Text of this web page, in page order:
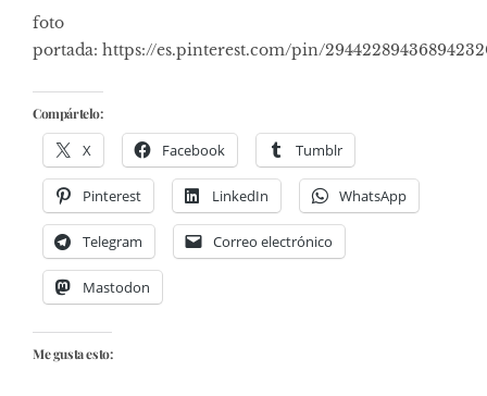
foto
portada: https://es.pinterest.com/pin/
Compártelo:
X Facebook Tumblr
Pinterest LinkedIn WhatsApp
Telegram Correo electrónico
Mastodon
Me gusta esto: